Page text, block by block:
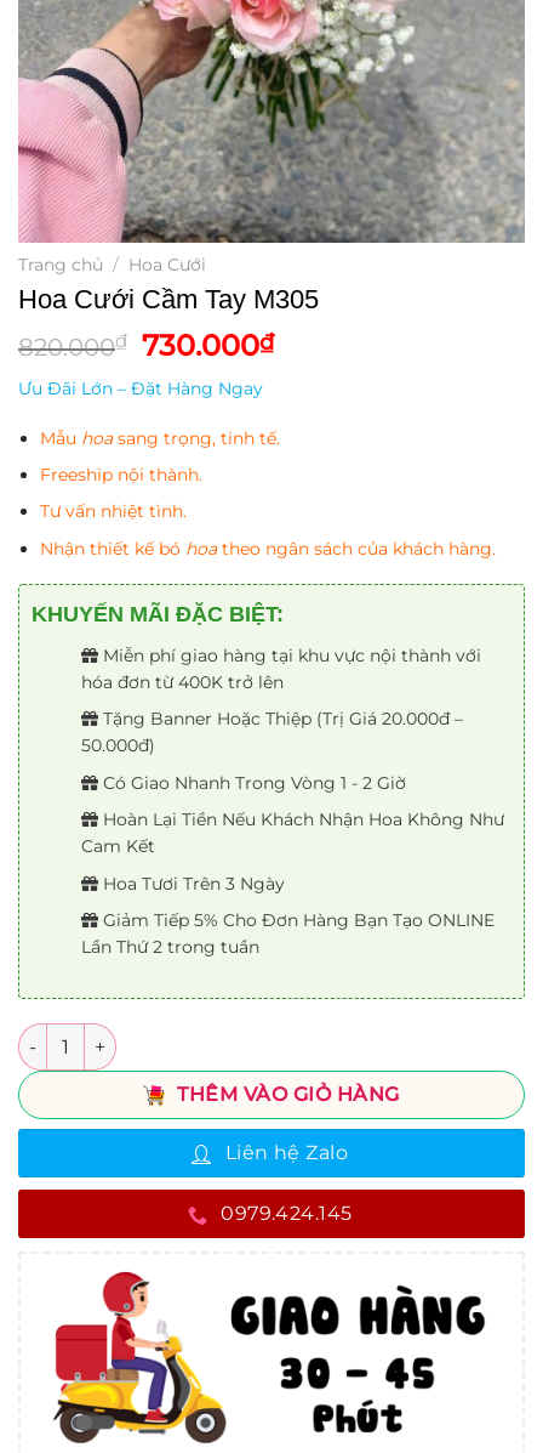
Trang chủ / Hoa Cưới
Hoa Cưới Cầm Tay M305
820.000₫
Giá
gốc
là:
820.000₫.
730.000₫Giá
là:
Ưu Đãi Lớn – Đặt Hàng Ngay
Mẫu hoasang trọng, tinh tế.
Freeship nội thành.
Tư vấn nhiệt tình.
Nhận thiết kế bó hoatheo ngân sách của khách hàng.
KHUYẾN MÃI ĐẶC BIỆT:
Miễn phí giao hàng tại khu vực nội thành với
hóa đơn từ 400K trở lên
Tặng Banner Hoặc Thiệp (Trị Giá 20.000đ –
50.000đ)
Có Giao Nhanh Trong Vòng 1 - 2 Giờ
Hoàn Lại Tiền Nếu Khách Nhận Hoa Không Như
Cam Kết
Hoa Tươi Trên 3 Ngày
Giảm Tiếp 5% Cho Đơn Hàng Bạn Tạo ONLINE
Lần Thứ 2 trong tuần
Số lượng
THÊM VÀO GIỎ HÀNG
Liên hệ Zalo
0979.424.145